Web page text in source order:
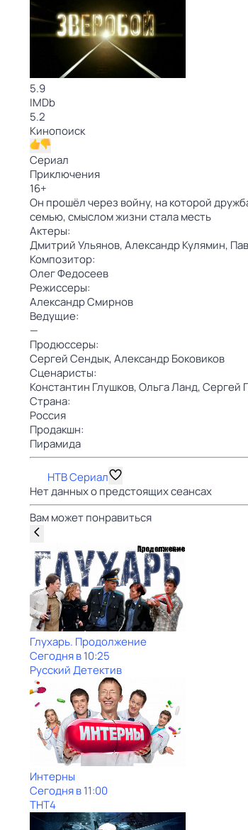
5.9
IMDb
5.2
Кинопоиск
Сериал
Приключения
16+
Он прошёл через войну, на которой
семью, смыслом жизни стала месть
Актеры:
Дмитрий Ульянов,Александр Кулямин,
Композитор:
Олег Федосеев
Режиссеры:
Александр Смирнов
Ведущие:
—
Продюссеры:
Сергей Сендык,Александр Боковиков
Сценаристы:
Константин Глушков,Ольга Ланд,Сергей
Страна:
Россия
Продакшн:
Пирамида
НТВ Сериал
Нет данных о предстоящих сеансах
Вам может понравиться
Глухарь. Продолжение
Сегодня в 10:25
Русский Детектив
Интерны
Сегодня в 11:00
ТНТ4